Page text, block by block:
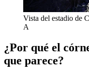
Vista del estadio de
A
¿Por qué el
que parece?